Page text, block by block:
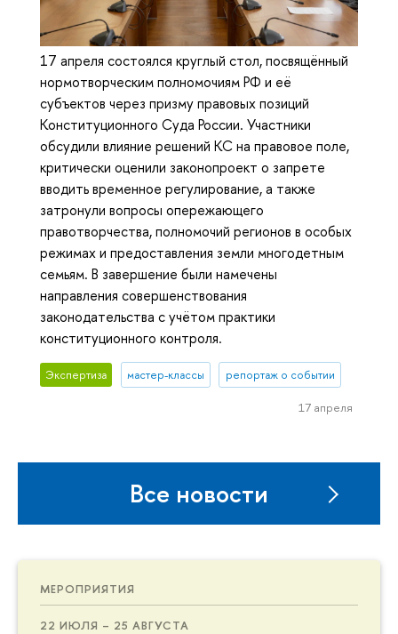
МЕРОПРИЯТИЯ
22 ИЮЛЯ – 25 АВГУСТА
17 апреля состоялся круглый стол, посвящённый
нормотворческим полномочиям РФ и её
субъектов через призму правовых позиций
Конституционного Суда России. Участники
обсудили влияние решений КС на правовое поле,
критически оценили законопроект о запрете
вводить временное регулирование, а также
затронули вопросы опережающего
правотворчества, полномочий регионов в особых
режимах и предоставления земли многодетным
семьям. В завершение были намечены
направления совершенствования
законодательства с учётом практики
конституционного контроля.
Экспертиза мастер-классы репортаж о событии
17 апреля
Все новости